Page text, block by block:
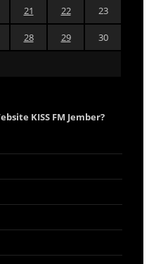
21 22 23
28 29 30
KISS FM Jember?